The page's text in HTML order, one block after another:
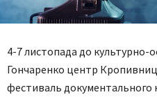
4-7 листопада до культурно-
Гончаренко центр
фестиваль документального